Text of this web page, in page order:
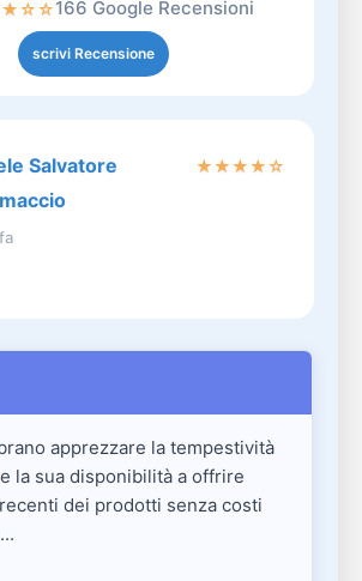
★☆☆166 Google Recensioni
scrivi Recensione
Salvatore
★★★★☆
apprezzare la tempestività
la sua disponibilità a offrire
dei prodotti senza costi